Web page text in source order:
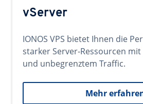
vServer
IONOS VPS bietet Ihnen die
starker Server-Ressourcen
und unbegrenztem Traffic.
Mehr